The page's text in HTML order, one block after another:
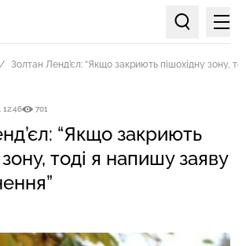
Пошук по
Золтан Ленд’єл: “Якщо закриють пішохідну зону,
12:46 701
“Якщо закриють
тоді я напишу заяву